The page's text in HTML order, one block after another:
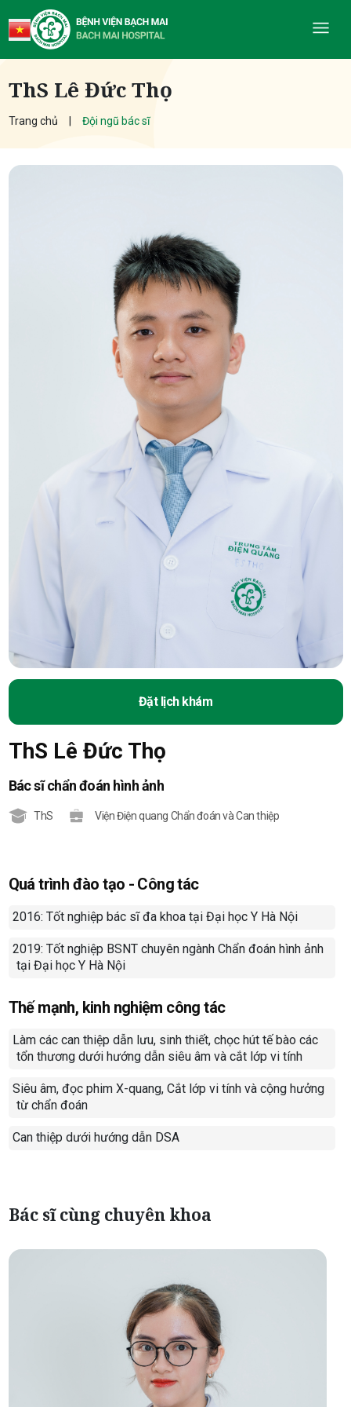
ThS Lê Đức Thọ
Trang chủ Đội ngũ bác sĩ
Đặt lịch khám
ThS Lê Đức Thọ
Bác sĩ chẩn đoán hình ảnh
ThS Viện Điện quang Chẩn đoán và Can thiệp
Quá trình đào tạo - Công tác
2016: Tốt nghiệp bác sĩ đa khoa tại Đại học Y Hà Nội
2019: Tốt nghiệp BSNT chuyên ngành Chẩn đoán hình ảnh
tại Đại học Y Hà Nội
Thế mạnh, kinh nghiệm công tác
Làm các can thiệp dẫn lưu, sinh thiết, chọc hút tế bào các
tổn thương dưới hướng dẫn siêu âm và cắt lớp vi tính
Siêu âm, đọc phim X-quang, Cắt lớp vi tính và cộng hưởng
từ chẩn đoán
Can thiệp dưới hướng dẫn DSA
Bác sĩ cùng chuyên khoa